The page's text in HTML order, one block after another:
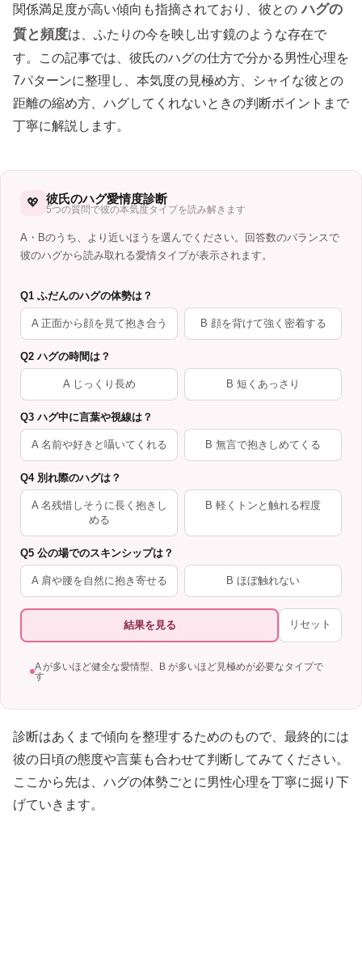
関係満足度が高い傾向も指摘されており、彼との ハグの
質と頻度は、ふたりの今を映し出す鏡のような存在で
す。この記事では、彼氏のハグの仕方で分かる男性心理を
7パターンに整理し、本気度の見極め方、シャイな彼との
距離の縮め方、ハグしてくれないときの判断ポイントまで
丁寧に解説します。
💖 彼氏のハグ愛情度診断
5つの質問で彼の本気度タイプを読み解きます
A・Bのうち、より近いほうを選んでください。回答数のバランスで
彼のハグから読み取れる愛情タイプが表示されます。
Q1 ふだんのハグの体勢は？
A 正面から顔を見て抱き合う B 顔を背けて強く密着する
Q2 ハグの時間は？
A じっくり長め B 短くあっさり
Q3 ハグ中に言葉や視線は？
A 名前や好きと囁いてくれる B 無言で抱きしめてくる
Q4 別れ際のハグは？
A 名残惜しそうに長く抱きし
める
B 軽くトンと触れる程度
Q5 公の場でのスキンシップは？
A 肩や腰を自然に抱き寄せる B ほぼ触れない
結果を見る リセット
A が多いほど健全な愛情型、B が多いほど見極めが必要なタイプで
す
診断はあくまで傾向を整理するためのもので、最終的には
彼の日頃の態度や言葉も合わせて判断してみてください。
ここから先は、ハグの体勢ごとに男性心理を丁寧に掘り下
げていきます。